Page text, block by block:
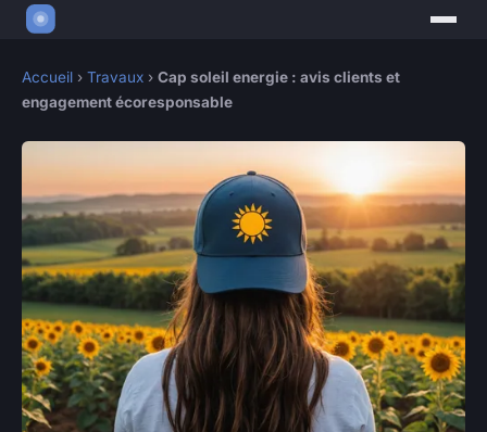
Accueil › Travaux › Cap soleil energie : avis clients et
engagement écoresponsable